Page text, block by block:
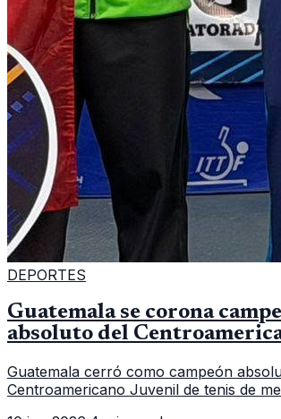
DEPORTES
Guatemala se corona
absoluto del
Guatemala cerró como campeón
Centroamericano Juvenil de tenis de